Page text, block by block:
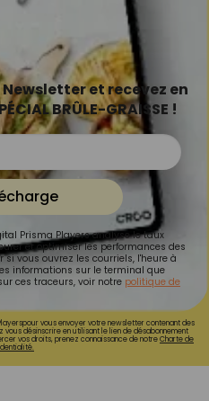
et recevez en
BRÛLE-GRAISSE !
Prisma Players analyse le taux
et optimiser les performances des
vous ouvrez les courriels, l'heure à
informations sur le terminal que
ces traceurs, voir notre politique de
vous envoyer votre newsletter contenant des
désinscrire en utilisant le lien de désabonnement
vos droits, prenez connaissance de notreCharte de